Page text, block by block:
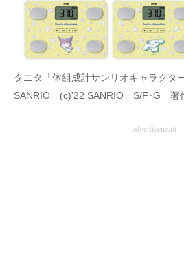
スマホと通信の最新トレンド
進化するPCとデバイスの未来
好きが集まる 比べて選べる
タニタ「体組成計サンリオキャラク
SANRIO (c)'22 SANRIO S/F･G 著
advertisement